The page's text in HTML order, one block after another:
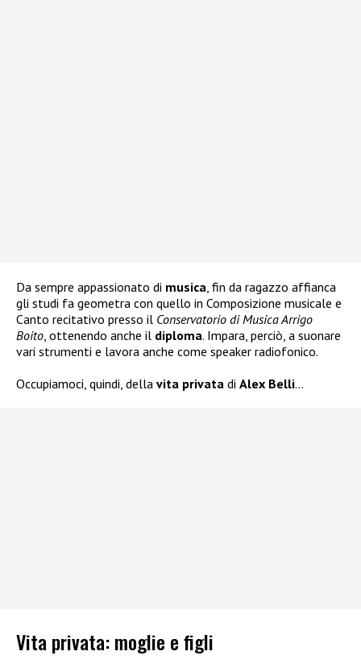
Da sempre appassionato di musica , fin da ragazzo affianca
gli studi fa geometra con quello in Composizione musicale e
Canto recitativo presso il Conservatorio di Musica Arrigo
Boito , ottenendo anche il diploma. Impara, perciò, a suonare
vari strumenti e lavora anche come speaker radiofonico.
Occupiamoci, quindi, della vita privata di Alex Belli…
Vita privata: moglie e figli